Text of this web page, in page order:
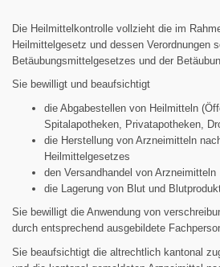
Die Heilmittelkontrolle vollzieht die im
Heilmittelgesetz und dessen Verordnungen
Betäubungsmittelgesetzes und der
Sie bewilligt und beaufsichtigt
die Abgabestellen von Heilmitteln
Spitalapotheken, Privatapotheken,
die Herstellung von Arzneimitteln
Heilmittelgesetzes
den Versandhandel von Arzneimitteln
die Lagerung von Blut und
Sie bewilligt die Anwendung von
durch entsprechend ausgebildete
Sie beaufsichtigt die altrechtlich kantonal